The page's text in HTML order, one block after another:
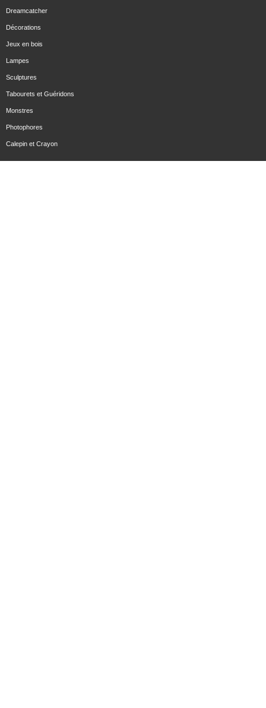
Dreamcatcher
Décorations
Jeux en bois
Lampes
Sculptures
Tabourets et Guéridons
Monstres
Photophores
Calepin et Crayon